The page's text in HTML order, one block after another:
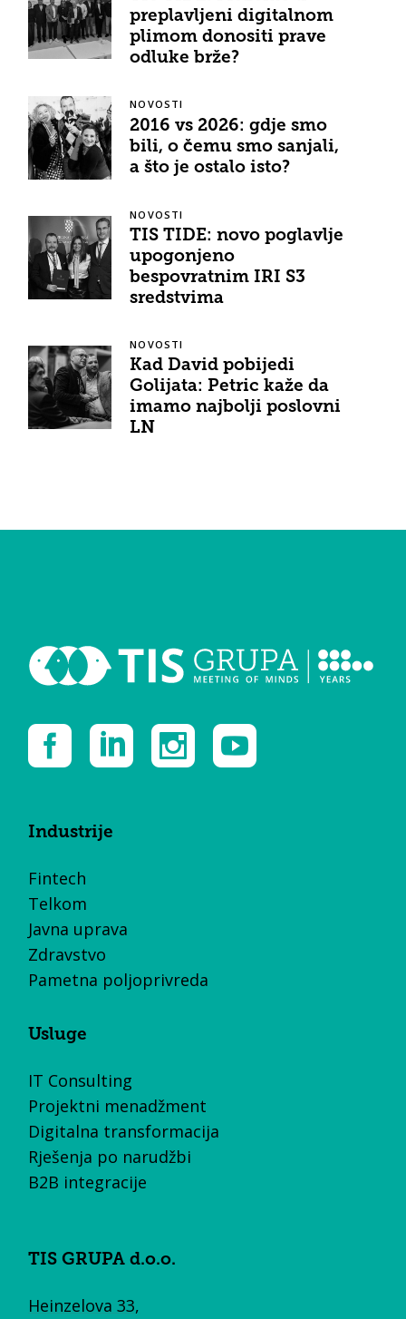
preplavljeni digitalnom
plimom donositi prave
odluke brže?
NOVOSTI
2016 vs 2026: gdje smo
bili, o čemu smo sanjali,
a što je ostalo isto?
NOVOSTI
TIS TIDE: novo poglavlje
upogonjeno
bespovratnim IRI S3
sredstvima
NOVOSTI
Kad David pobijedi
Golijata: Petric kaže da
imamo najbolji poslovni
LN
Industrije
Fintech
Telkom
Javna uprava
Zdravstvo
Pametna poljoprivreda
Usluge
IT Consulting
Projektni menadžment
Digitalna transformacija
Rješenja po narudžbi
B2B integracije
TIS GRUPA d.o.o.
Heinzelova 33,